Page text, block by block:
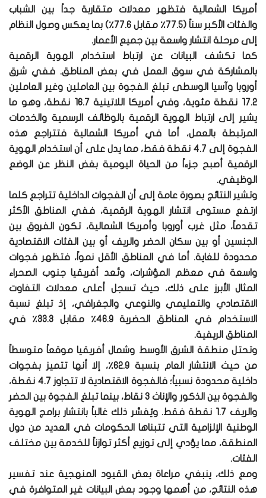
أمريكا الشمالية فتظهر معدلات متقاربة جداً بين الشباب
والفئات الأكبر سناً (77.5٪ مقابل 77.6٪) بما يعكس وصول النظام
إلى مرحلة انتشار واسعة بين جميع الأعمار.
كما تكشف البيانات عن ارتباط استخدام الهوية الرقمية
بالمشاركة في سوق العمل في بعض المناطق. ففي شرق
أوروبا وآسيا الوسطى تبلغ الفجوة بين العاملين وغير العاملين
17.2 نقطة مئوية، وفي أمريكا اللاتينية 16.7 نقطة، وهو ما
يشير إلى ارتباط الهوية الرقمية بالوظائف الرسمية والخدمات
المرتبطة بالعمل، أما في أمريكا الشمالية فتتراجع هذه
الفجوة إلى 4.7 نقطة فقط، مما يدل على أن استخدام الهوية
الرقمية أصبح جزءاً من الحياة اليومية بغض النظر عن الوضع
الوظيفي.
وتشير النتائج بصورة عامة إلى أن الفجوات الداخلية تتراجع كلما
ارتفع مستوى انتشار الهوية الرقمية، ففي المناطق الأكثر
تقدماً، مثل غرب أوروبا وأمريكا الشمالية، تكون الفروق بين
الجنسين أو بين سكان الحضر والريف أو بين الفئات الاقتصادية
محدودة للغاية. أما في المناطق الأقل نمواً، فتظهر فجوات
واسعة في معظم المؤشرات، وتُعد أفريقيا جنوب الصحراء
المثال الأبرز على ذلك، حيث تسجل أعلى معدلات التفاوت
الاقتصادي والتعليمي والنوعي والجغرافي، إذ تبلغ نسبة
الاستخدام في المناطق الحضرية 46.9٪ مقابل 33.3٪ في
المناطق الريفية.
وتحتل منطقة الشرق الأوسط وشمال أفريقيا موقعاً متوسطاً
من حيث الانتشار العام بنسبة 62.9٪، إلا أنها تتميز بفجوات
داخلية محدودة نسبياً؛ فالفجوة الاقتصادية لا تتجاوز 4.7 نقطة،
والفجوة بين الذكور والإناث 3 نقاط، بينما تبلغ الفجوة بين الحضر
والريف 1.7 نقطة فقط. ويُفسَّر ذلك غالباً بانتشار برامج الهوية
الوطنية الإلزامية التي تتبناها الحكومات في العديد من دول
المنطقة، مما يؤدي إلى توزيع أكثر توازناً للخدمة بين مختلف
الفئات.
ومع ذلك، ينبغي مراعاة بعض القيود المنهجية عند تفسير
هذه النتائج، من أهمها وجود بعض البيانات غير المتوافرة في